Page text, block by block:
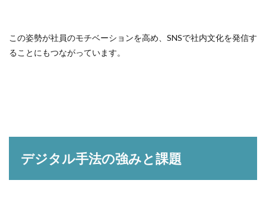
この姿勢が社員のモチベーションを高め、SNSで社内文化を発信す
ることにもつながっています。
デジタル手法の強みと課題